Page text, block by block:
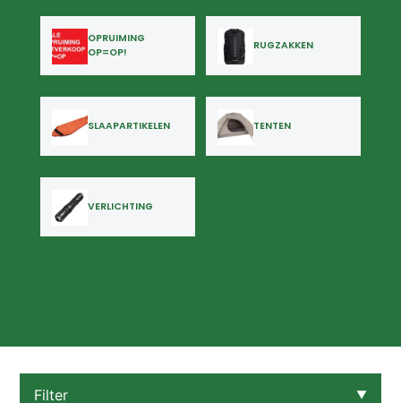
OPRUIMING
OP=OP!
RUGZAKKEN
SLAAPARTIKELEN TENTEN
VERLICHTING
Filter ▼